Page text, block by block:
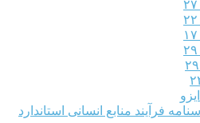
فرآیند منابع انسانی استاندارد